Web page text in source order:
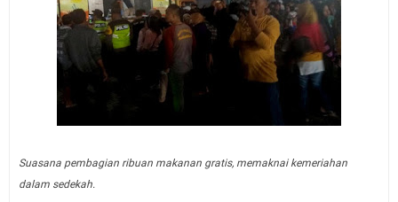
Suasana pembagian ribuan makanan gratis, memaknai kemeriahan
dalam sedekah.